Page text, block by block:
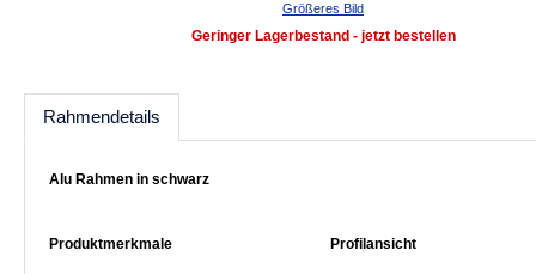
Größeres Bild
Geringer Lagerbestand - jetzt bestellen
Rahmendetails
Alu Rahmen in schwarz
Produktmerkmale Profilansicht